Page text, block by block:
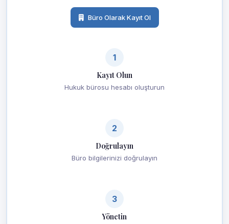
Büro Olarak Kayıt Ol
1
Kayıt Olun
Hukuk bürosu hesabı oluşturun
2
Doğrulayın
Büro bilgilerinizi doğrulayın
3
Yönetin